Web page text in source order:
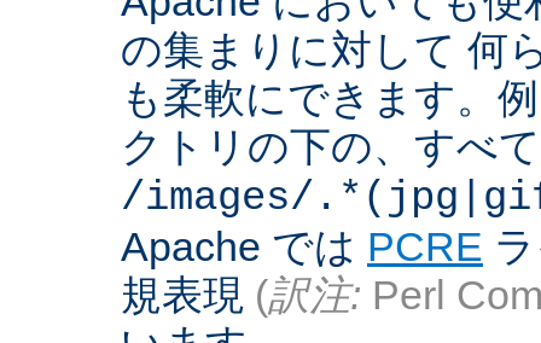
の集まりに対して 何
も柔軟にできます。
クトリの下の、すべ
/images/
Apache では PCRE
規表現 (訳注: Perl